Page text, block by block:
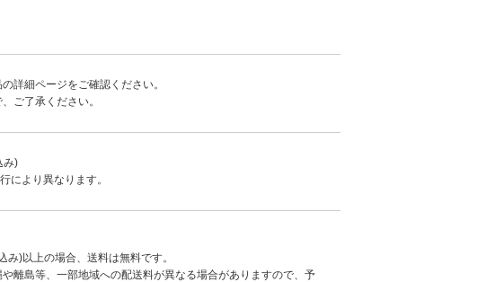
詳細ページをご確認ください。
ご了承ください。
税込み)
により異なります。
)以上の場合、送料は無料です。
離島等、一部地域への配送料が異なる場合がありますので、予